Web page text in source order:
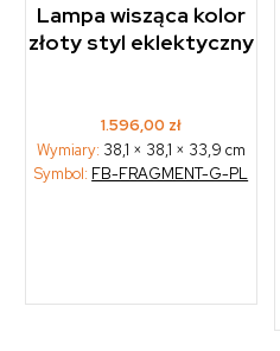
Lampa wisząca kolor
złoty styl eklektyczny
1.596,00 zł
Wymiary: 38,1 × 38,1 × 33,9 cm
Symbol: FB-FRAGMENT-G-PL